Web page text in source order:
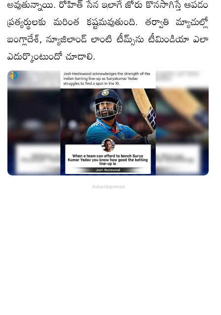
ప్రత్యర్థులకు మరింత కష్టమవుతుంది. తర్వాతి మ్యాచుల్లో
బంగ్లాదేశ్, న్యూజిలాండ్ లాంటి టీమ్స్​ను టీమిండియా ఎలా
ఎదుర్కొంటుందో చూడాలి.